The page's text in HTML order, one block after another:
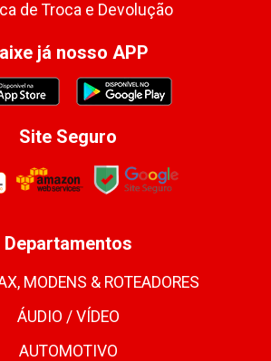
de Troca e Devolução
já nosso APP
Site Seguro
Departamentos
MODENS & ROTEADORES
ÁUDIO / VÍDEO
AUTOMOTIVO